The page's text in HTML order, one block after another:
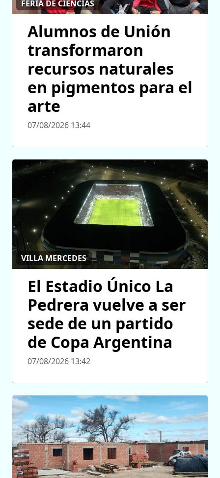
FERIA DE CIENCIAS
Alumnos de Unión
transformaron
recursos naturales
en pigmentos para el
arte
07/08/2026 13:44
VILLA MERCEDES
El Estadio Único La
Pedrera vuelve a ser
sede de un partido
de Copa Argentina
07/08/2026 13:42